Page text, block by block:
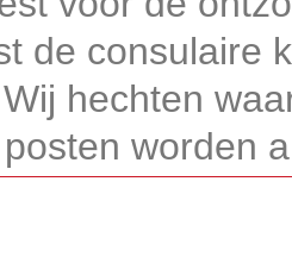
de consulaire
hechten
worden